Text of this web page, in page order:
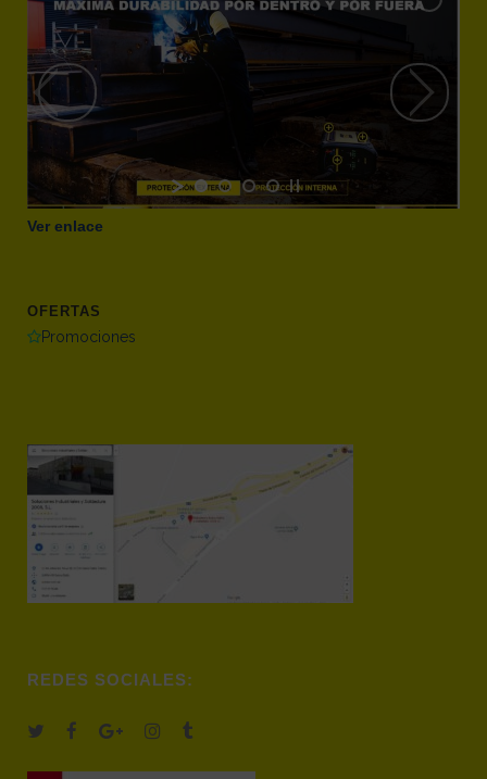
Ver enlace
OFERTAS
Promociones
REDES SOCIALES: